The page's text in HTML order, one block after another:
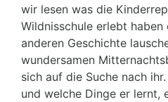
wir lesen was die
Wildnisschule erlebt
anderen Geschichte
wundersamen
sich auf die Suche nach
und welche Dinge er lernt,